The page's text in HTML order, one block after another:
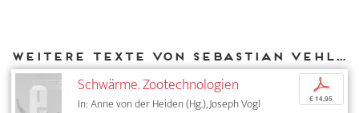
Weitere Texte von Sebastian Vehlken bei DIAPHANES
Schwärme. Zootechnologien
In: Anne von der Heiden (Hg.), Joseph Vogl
p
€ 14,95